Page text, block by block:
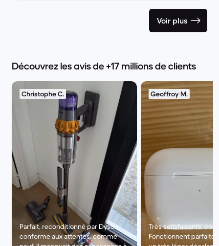
Voir plus
Découvrez les avis de +17 millions de clients
Christophe C.
Parfait, reconditionné par Dyson,
conforme aux attentes, comme
Geoffroy M.
Très satisfaisants,
Fonctionnent